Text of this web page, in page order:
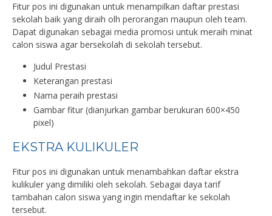
Fitur pos ini digunakan untuk menampilkan daftar prestasi
sekolah baik yang diraih olh perorangan maupun oleh team.
Dapat digunakan sebagai media promosi untuk meraih minat
calon siswa agar bersekolah di sekolah tersebut.
Judul Prestasi
Keterangan prestasi
Nama peraih prestasi
Gambar fitur (dianjurkan gambar berukuran 600×450
pixel)
EKSTRA KULIKULER
Fitur pos ini digunakan untuk menambahkan daftar ekstra
kulikuler yang dimiliki oleh sekolah. Sebagai daya tarif
tambahan calon siswa yang ingin mendaftar ke sekolah
tersebut.